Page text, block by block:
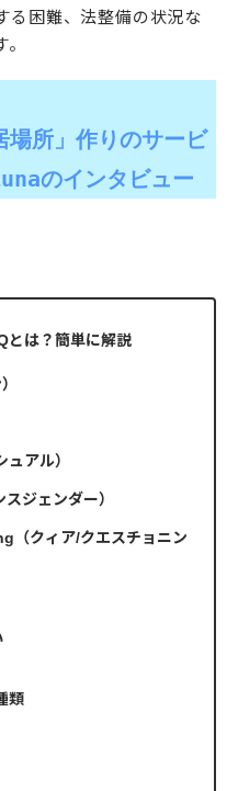
る困難、法整備の状況な
場所」作りのサービ
のインタビュー
とは？簡単に解説
アル）
ジェンダー）
（クィア/クエスチョニン
類